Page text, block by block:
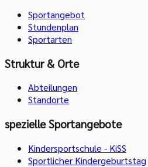
Sportangebot
Stundenplan
Sportarten
Struktur & Orte
Abteilungen
Standorte
spezielle Sportangebote
Kindersportschule - KiSS
Sportlicher Kindergeburtstag